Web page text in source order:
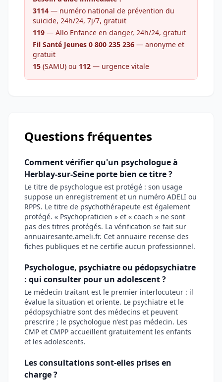
3114 — numéro national de prévention du
suicide, 24h/24, 7j/7, gratuit
119 — Allo Enfance en danger, 24h/24, gratuit
Fil Santé Jeunes 0 800 235 236 — anonyme et
gratuit
15 (SAMU) ou 112 — urgence vitale
Questions fréquentes
Comment vérifier qu'un psychologue à
Herblay-sur-Seine porte bien ce titre ?
Le titre de psychologue est protégé : son usage
suppose un enregistrement et un numéro ADELI ou
RPPS. Le titre de psychothérapeute est également
protégé. « Psychopraticien » et « coach » ne sont
pas des titres protégés. La vérification se fait sur
annuairesante.ameli.fr. Cet annuaire recense des
fiches publiques et ne certifie aucun professionnel.
Psychologue, psychiatre ou pédopsychiatre
: qui consulter pour un adolescent ?
Le médecin traitant est le premier interlocuteur : il
évalue la situation et oriente. Le psychiatre et le
pédopsychiatre sont des médecins et peuvent
prescrire ; le psychologue n'est pas médecin. Les
CMP et CMPP accueillent gratuitement les enfants
et les adolescents.
Les consultations sont-elles prises en
charge ?